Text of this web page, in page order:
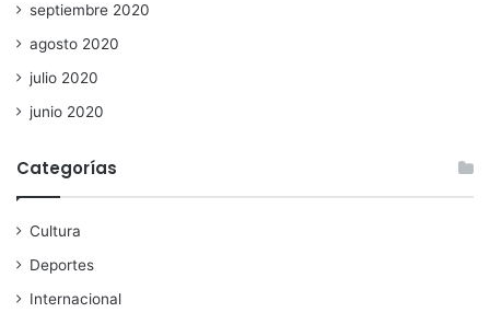
septiembre 2020
agosto 2020
julio 2020
junio 2020
Categorías
Cultura
Deportes
Internacional